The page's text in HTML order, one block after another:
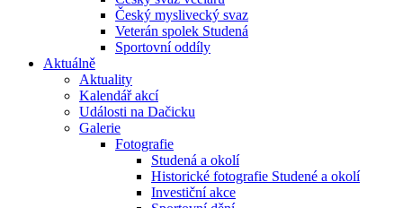
Český myslivecký svaz
Veterán spolek Studená
Sportovní oddíly
Aktuálně
Aktuality
Kalendář akcí
Události na Dačicku
Galerie
Fotografie
Studená a okolí
Historické fotografie Studené a okolí
Investiční akce